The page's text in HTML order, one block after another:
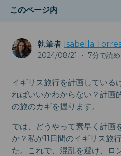
このページ内
執筆者 Isabella
2024/08/21 • 7分で読
イギリス旅行を計画している
ればいいかわからない？計画
の旅のカギを握ります。
では、どうやって素早く計画
か？私が11日間のイギリス旅
た。これで、混乱を避け、ロ